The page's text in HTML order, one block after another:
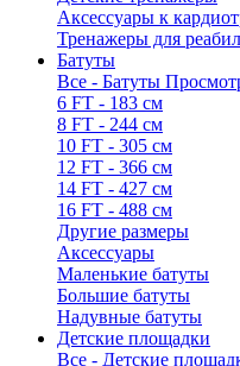
Аксессуары к
Тренажеры для
Батуты
Все - Батуты
6 FT - 183 см
8 FT - 244 см
10 FT - 305 см
12 FT - 366 см
14 FT - 427 см
16 FT - 488 см
Другие размеры
Аксессуары
Маленькие батуты
Большие батуты
Надувные батуты
Детские площадки
Все - Детские